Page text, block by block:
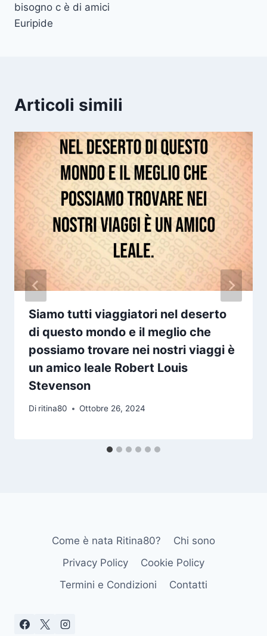
bisogno c è di amici
Euripide
Articoli simili
Siamo tutti viaggiatori nel deserto
di questo mondo e il meglio che
possiamo trovare nei nostri viaggi è
un amico leale Robert Louis
Stevenson
Di ritina80 Ottobre 26, 2024
Come è nata Ritina80?
Chi sono
Privacy Policy
Cookie Policy
Termini e Condizioni
Contatti